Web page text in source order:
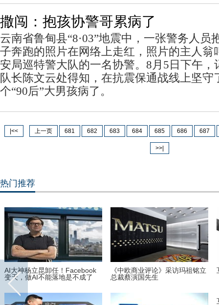
撒闯：抱孩协警哥累病了
云南省鲁甸县“8·03”地震中，一张警务人员
子奔跑的照片在网络上走红，照片的主人翁
安局巡特警大队的一名协警。8月5日下午，
队长陈文云处得知，在抗震保通战线上坚守
个“90后”大男孩病了。
|<< 上一页 681 682 683 684 685 686 687
>>|